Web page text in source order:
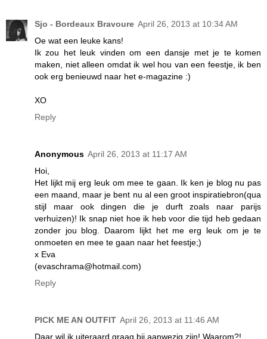
Sjo - Bordeaux Bravoure April 26, 2013 at 10:34 AM
Oe wat een leuke kans!
Ik zou het leuk vinden om een dansje met je te komen
maken, niet alleen omdat ik wel hou van een feestje, ik ben
ook erg benieuwd naar het e-magazine :)
XO
Reply
Anonymous April 26, 2013 at 11:17 AM
Hoi,
Het lijkt mij erg leuk om mee te gaan. Ik ken je blog nu pas
een maand, maar je bent nu al een groot inspiratiebron(qua
stijl maar ook dingen die je durft zoals naar parijs
verhuizen)! Ik snap niet hoe ik heb voor die tijd heb gedaan
zonder jou blog. Daarom lijkt het me erg leuk om je te
onmoeten en mee te gaan naar het feestje;)
x Eva
(evaschrama@hotmail.com)
Reply
PICK ME AN OUTFIT April 26, 2013 at 11:46 AM
Daar wil ik uiteraard graag bij aanwezig zijn! Waarom?!